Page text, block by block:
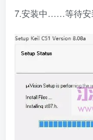
7.安装中……等待安